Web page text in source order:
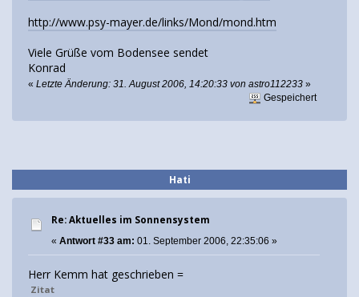
http://www.psy-mayer.de/links/Mond/mond.htm
Viele Grüße vom Bodensee sendet
Konrad
« Letzte Änderung: 31. August 2006, 14:20:33 von astro112233 »
Gespeichert
Hati
Re: Aktuelles im Sonnensystem
« Antwort #33 am: 01. September 2006, 22:35:06 »
Herr Kemm hat geschrieben =
Zitat